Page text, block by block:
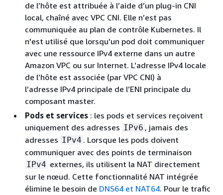
de l’hôte est attribuée à l’aide d’un plug-in CNI
local, chaîné avec VPC CNI. Elle n’est pas
communiquée au plan de contrôle Kubernetes. Il
n'est utilisé que lorsqu'un pod doit communiquer
avec une ressource IPv4 externe dans un autre
Amazon VPC ou sur Internet. L’adresse IPv4 locale
de l’hôte est associée (par VPC CNI) à
l’adresse IPv4 principale de l’ENI principale du
composant master.
Pods et services : les pods et services reçoivent
uniquement des adresses IPv6 , jamais des
adresses IPv4 . Lorsque les pods doivent
communiquer avec des points de terminaison
IPv4 externes, ils utilisent la NAT directement
sur le nœud. Cette fonctionnalité NAT intégrée
élimine le besoin de DNS64 et NAT64. Pour le trafic